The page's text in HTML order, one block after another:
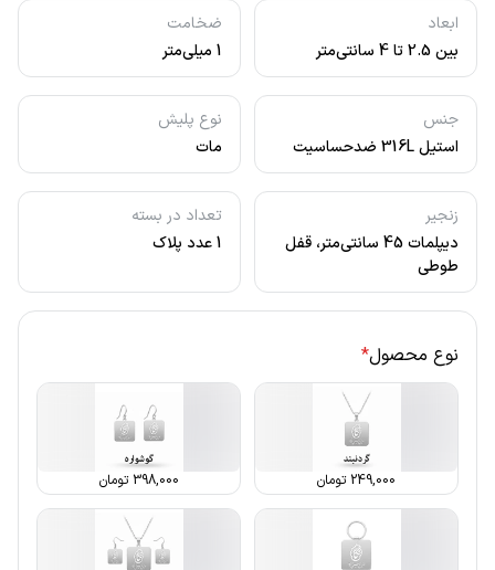
ابعاد
بین 2.5 تا 4 سانتی‌متر
ضخامت
1 میلی‌متر
جنس
استیل 316L ضدحساسیت
نوع پلیش
مات
زنجیر
دیپلمات 45 سانتی‌متر، قفل
طوطی
تعداد در بسته
1 عدد پلاک
نوع محصول*
249,000 تومان 398,000 تومان